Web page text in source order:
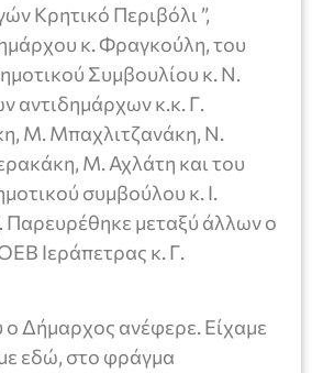
Κρητικό Περιβόλι ”,
κ. Φραγκούλη, του
Συμβουλίου κ. Ν.
αντιδημάρχων κ.κ. Γ.
Μ. Μπαχλιτζανάκη, Ν.
Μ. Αχλάτη και του
συμβούλου κ. Ι.
Παρευρέθηκε μεταξύ άλλων ο
Ιεράπετρας κ. Γ.
ο Δήμαρχος ανέφερε. Είχαμε
εδώ, στο φράγμα